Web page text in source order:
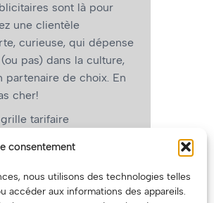
consentement
nous utilisons des technologies telles
accéder aux informations des appareils.
sont là pour
une clientèle
curieuse, qui dépense
(ou pas) dans la culture,
partenaire de choix. En
cher!
tarifaire